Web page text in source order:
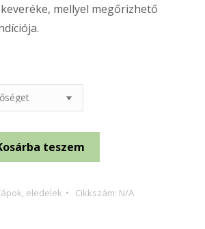
mellyel megőrizhető
teszem
eledelek Cikkszám: N/A